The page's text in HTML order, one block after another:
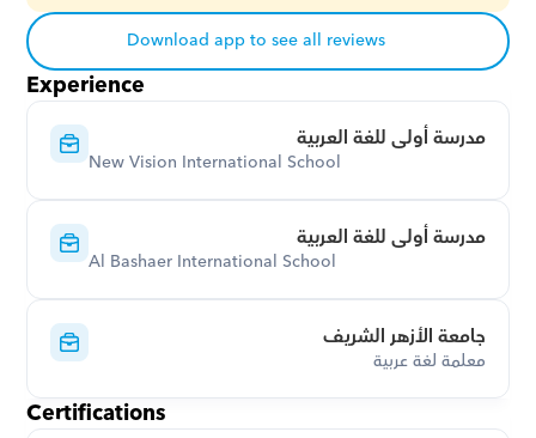
Download app to see all reviews
Experience
مدرسة أولى للغة العربية
New Vision International School
مدرسة أولى للغة العربية
Al Bashaer International School
جامعة الأزهر الشريف
معلمة لغة عربية
Certifications